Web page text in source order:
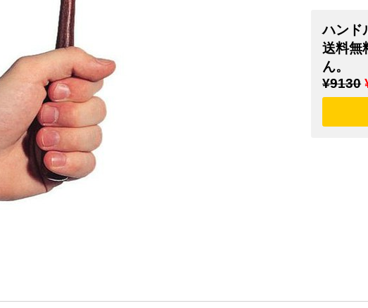
ハンド
送料無
ん。
¥9130